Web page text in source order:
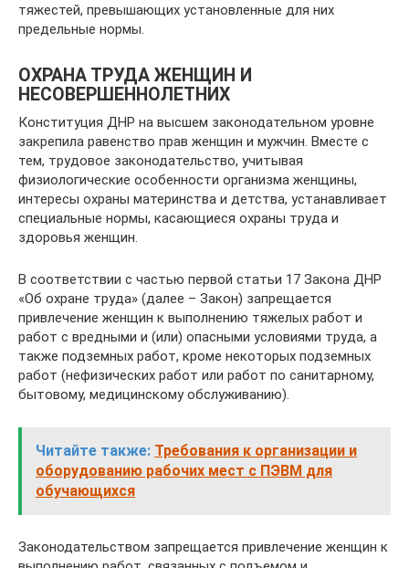
тяжестей, превышающих установленные для них
предельные нормы.
ОХРАНА ТРУДА ЖЕНЩИН И
НЕСОВЕРШЕННОЛЕТНИХ
Конституция ДНР на высшем законодательном уровне
закрепила равенство прав женщин и мужчин. Вместе с
тем, трудовое законодательство, учитывая
физиологические особенности организма женщины,
интересы охраны материнства и детства, устанавливает
специальные нормы, касающиеся охраны труда и
здоровья женщин.
В соответствии с частью первой статьи 17 Закона ДНР
«Об охране труда» (далее – Закон) запрещается
привлечение женщин к выполнению тяжелых работ и
работ с вредными и (или) опасными условиями труда, а
также подземных работ, кроме некоторых подземных
работ (нефизических работ или работ по санитарному,
бытовому, медицинскому обслуживанию).
Читайте также: Требования к организации и
оборудованию рабочих мест с ПЭВМ для
обучающихся
Законодательством запрещается привлечение женщин к